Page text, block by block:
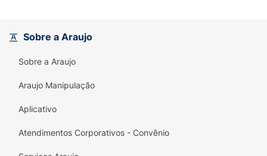
Ingredientes :
Leite reconstituído desnatado e/ou leite
desnatado, preparado sabor morango (água,
açúcar, suco de maçã, zinco (sulfato de
cítrico, aromatizante, corantes natural carmim
e caramelo IV, conservador sorbato de
potássio e antiespumante polidimetilsiloxano),
Sobre a Araujo
Sobre a Araujo
Araujo Manipulação
Aplicativo
Atendimentos Corporativos - Convênio